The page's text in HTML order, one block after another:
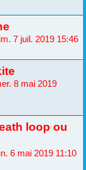
7 juil. 2019 15:46
8 mai 2019
loop ou
6 mai 2019 11:10